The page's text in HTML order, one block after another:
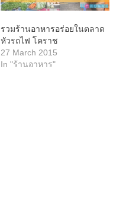
รวมร้านอาหารอร่อยในตลาด
หัวรถไฟ โคราช
27 March 2015
In "ร้านอาหาร"